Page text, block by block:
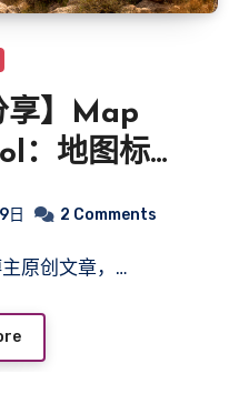
享】Map
：地图标点
日 2 Comments
主原创文章，…